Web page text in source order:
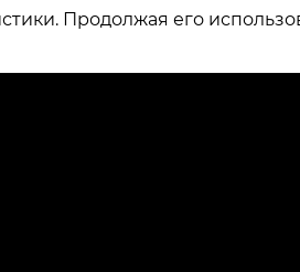
Продолжая его